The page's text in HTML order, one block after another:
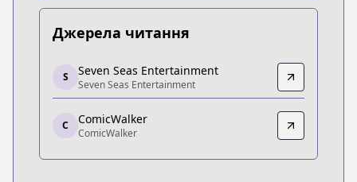
Джерела читання
Seven Seas Entertainment
Seven Seas Entertainment
https://sevenseasentertainment.com/series/
ComicWalker
ComicWalker
https://comic-walker.com/contents/detail/
S Seven Seas Entertainment
Seven Seas Entertainment
C ComicWalker
ComicWalker